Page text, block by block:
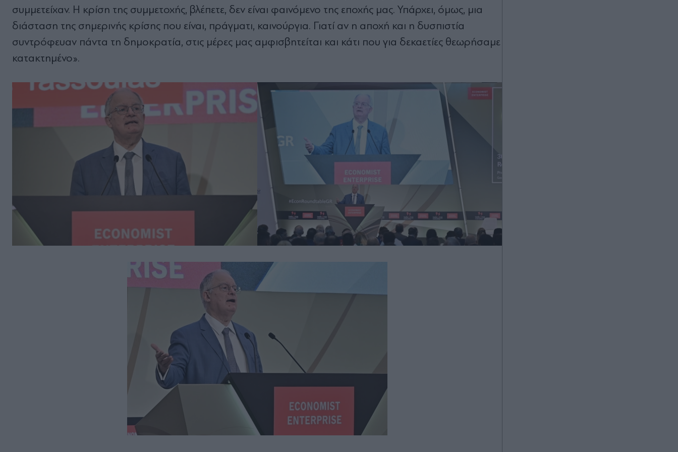
συμμετείχαν. Η κρίση της συμμετοχής, βλέπετε, δεν είναι φαινόμενο της εποχής μας. Υπάρχει, όμως, μια
διάσταση της σημερινής κρίσης που είναι, πράγματι, καινούργια. Γιατί αν η αποχή και η δυσπιστία
συντρόφευαν πάντα τη δημοκρατία, στις μέρες μας αμφισβητείται και κάτι που για δεκαετίες θεωρήσαμε
κατακτημένο».